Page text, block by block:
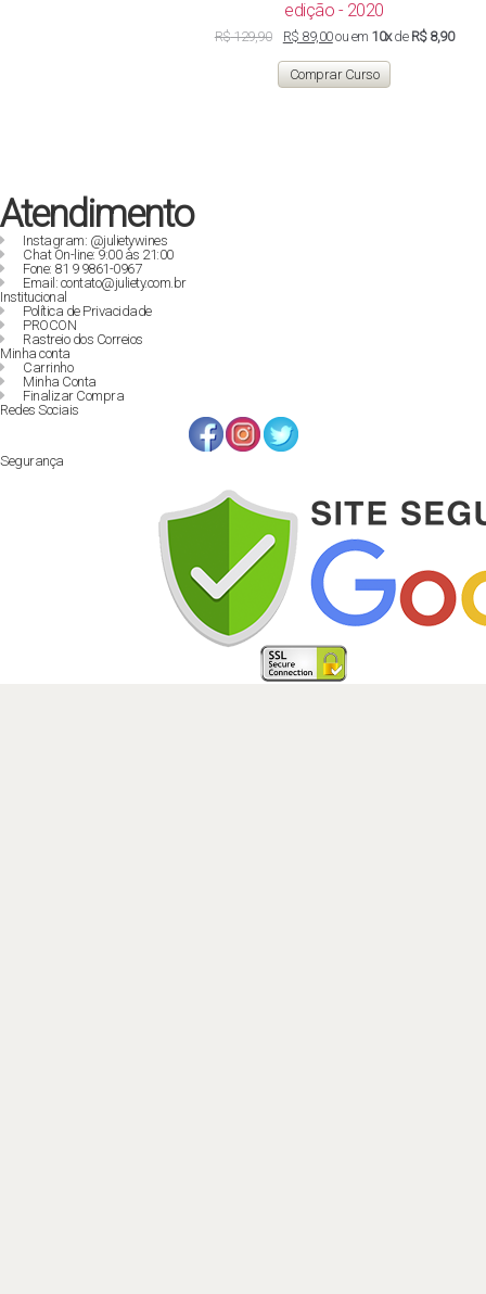
edição - 2020
R$129,90
original
era:
R$ 129,90.
R$ 89,00O
atual
é:
R$ 89,00.
ou em 10xde R$ 8,90
Comprar Curso
Atendimento
Instagram: @julietywines
Chat On-line: 9:00 às 21:00
Fone: 81 9 9861-0967
Email: contato@juliety.com.br
Institucional
Política de Privacidade
PROCON
Rastreio dos Correios
Minha conta
Carrinho
Minha Conta
Finalizar Compra
Redes Sociais
Segurança